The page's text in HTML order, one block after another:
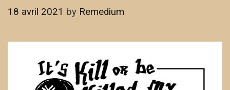
18 avril 2021 by Remedium